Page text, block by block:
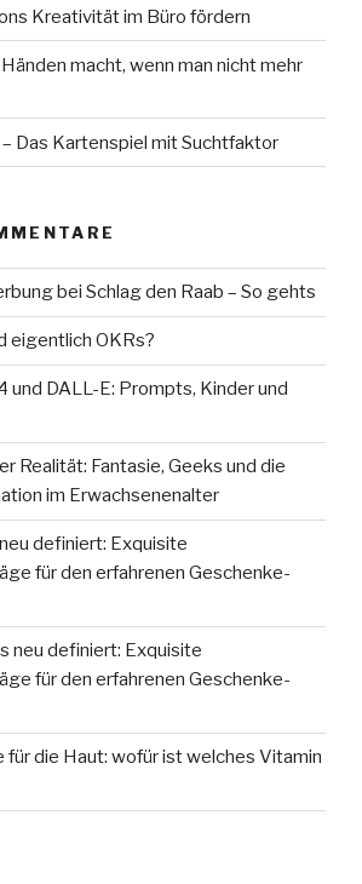
Kreativität im Büro fördern
macht, wenn man nicht mehr
– Das Kartenspiel mit Suchtfaktor
bei Schlag den Raab – So gehts
eigentlich OKRs?
und DALL-E: Prompts, Kinder und
Realität: Fantasie, Geeks und die
im Erwachsenenalter
definiert: Exquisite
für den erfahrenen Geschenke-
neu definiert: Exquisite
für den erfahrenen Geschenke-
für die Haut: wofür ist welches Vitamin